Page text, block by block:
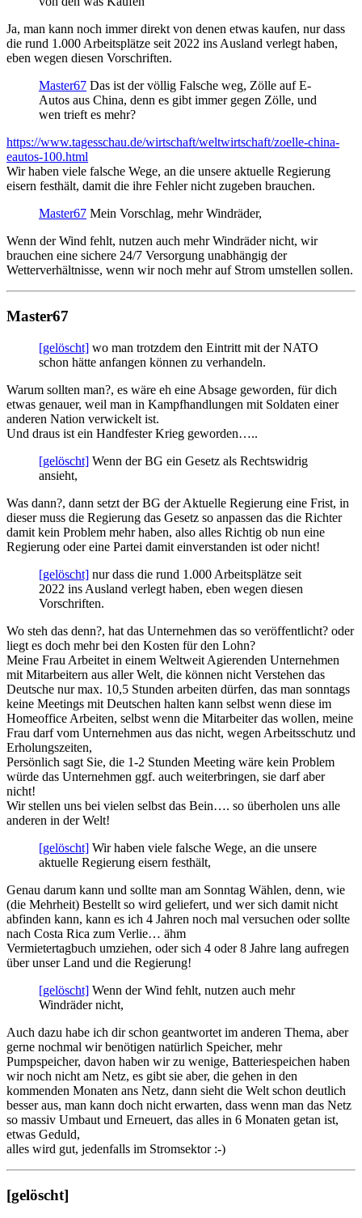
Ja, man kann noch immer direkt von denen etwas kaufen, nur dass
die rund 1.000 Arbeitsplätze seit 2022 ins Ausland verlegt haben,
eben wegen diesen Vorschriften.
Master67 Das ist der völlig Falsche weg, Zölle auf E-
Autos aus China, denn es gibt immer gegen Zölle, und
wen trieft es mehr?
https://www.tagesschau.de/wirtschaft/weltwirtschaft/zoelle-china-
eautos-100.html
Wir haben viele falsche Wege, an die unsere aktuelle Regierung
eisern festhält, damit die ihre Fehler nicht zugeben brauchen.
Master67 Mein Vorschlag, mehr Windräder,
Wenn der Wind fehlt, nutzen auch mehr Windräder nicht, wir
brauchen eine sichere 24/7 Versorgung unabhängig der
Wetterverhältnisse, wenn wir noch mehr auf Strom umstellen sollen.
Master67
[gelöscht] wo man trotzdem den Eintritt mit der NATO
schon hätte anfangen können zu verhandeln.
Warum sollten man?, es wäre eh eine Absage geworden, für dich
etwas genauer, weil man in Kampfhandlungen mit Soldaten einer
anderen Nation verwickelt ist.
Und draus ist ein Handfester Krieg geworden…..
[gelöscht] Wenn der BG ein Gesetz als Rechtswidrig
ansieht,
Was dann?, dann setzt der BG der Aktuelle Regierung eine Frist, in
dieser muss die Regierung das Gesetz so anpassen das die Richter
damit kein Problem mehr haben, also alles Richtig ob nun eine
Regierung oder eine Partei damit einverstanden ist oder nicht!
[gelöscht] nur dass die rund 1.000 Arbeitsplätze seit
2022 ins Ausland verlegt haben, eben wegen diesen
Vorschriften.
Wo steh das denn?, hat das Unternehmen das so veröffentlicht? oder
liegt es doch mehr bei den Kosten für den Lohn?
Meine Frau Arbeitet in einem Weltweit Agierenden Unternehmen
mit Mitarbeitern aus aller Welt, die können nicht Verstehen das
Deutsche nur max. 10,5 Stunden arbeiten dürfen, das man sonntags
keine Meetings mit Deutschen halten kann selbst wenn diese im
Homeoffice Arbeiten, selbst wenn die Mitarbeiter das wollen, meine
Frau darf vom Unternehmen aus das nicht, wegen Arbeitsschutz und
Erholungszeiten,
Persönlich sagt Sie, die 1-2 Stunden Meeting wäre kein Problem
würde das Unternehmen ggf. auch weiterbringen, sie darf aber
nicht!
Wir stellen uns bei vielen selbst das Bein…. so überholen uns alle
anderen in der Welt!
[gelöscht] Wir haben viele falsche Wege, an die unsere
aktuelle Regierung eisern festhält,
Genau darum kann und sollte man am Sonntag Wählen, denn, wie
(die Mehrheit) Bestellt so wird geliefert, und wer sich damit nicht
abfinden kann, kann es ich 4 Jahren noch mal versuchen oder sollte
nach Costa Rica zum Verlie… ähm
Vermietertagbuch umziehen, oder sich 4 oder 8 Jahre lang aufregen
über unser Land und die Regierung!
[gelöscht] Wenn der Wind fehlt, nutzen auch mehr
Windräder nicht,
Auch dazu habe ich dir schon geantwortet im anderen Thema, aber
gerne nochmal wir benötigen natürlich Speicher, mehr
Pumpspeicher, davon haben wir zu wenige, Batteriespeichen haben
wir noch nicht am Netz, es gibt sie aber, die gehen in den
kommenden Monaten ans Netz, dann sieht die Welt schon deutlich
besser aus, man kann doch nicht erwarten, dass wenn man das Netz
so massiv Umbaut und Erneuert, das alles in 6 Monaten getan ist,
etwas Geduld,
alles wird gut, jedenfalls im Stromsektor :-)
[gelöscht]